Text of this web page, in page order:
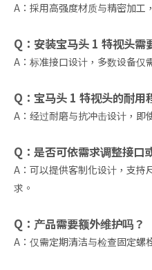
A：採用高强度材质与精密加工
Q：安装宝马头 1 特视头需
A：标准接口设计，多数设备仅
Q：宝马头 1 特视头的耐用
A：经过耐磨与抗冲击设计，即
Q：是否可依需求调整接口
A：可以提供客制化设计，支持
求。
Q：产品需要额外维护吗？
A：仅需定期清洁与检查固定螺